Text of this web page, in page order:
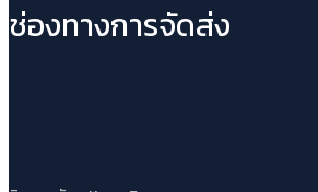
ช่องทางการจัดส่ง